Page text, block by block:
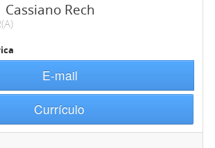
Cassiano Rech
E-mail
Currículo